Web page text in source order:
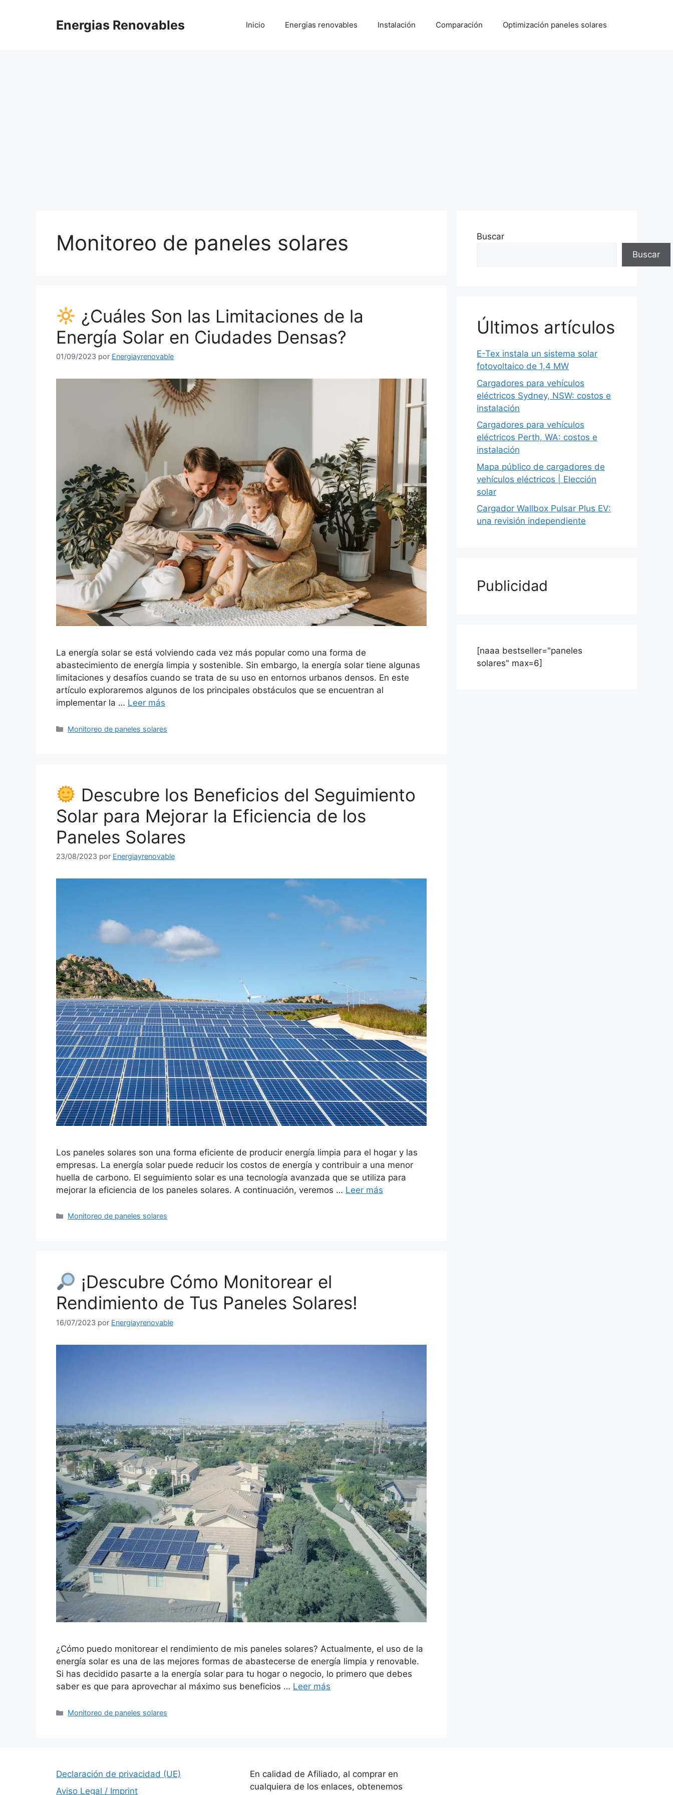
Energias Renovables Inicio Energias renovables Instalación Comparación Optimización paneles solares
Monitoreo de paneles solares
¿Cuáles Son las Limitaciones de la
Energía Solar en Ciudades Densas?
01/09/2023 por Energiayrenovable
La energía solar se está volviendo cada vez más popular como una forma de
abastecimiento de energía limpia y sostenible. Sin embargo, la energía solar tiene algunas
limitaciones y desafíos cuando se trata de su uso en entornos urbanos densos. En este
artículo exploraremos algunos de los principales obstáculos que se encuentran al
implementar la … Leer más
Categorías
Monitoreo de paneles solares
Descubre los Beneficios del Seguimiento
Solar para Mejorar la Eficiencia de los
Paneles Solares
23/08/2023 por Energiayrenovable
Los paneles solares son una forma eficiente de producir energía limpia para el hogar y las
empresas. La energía solar puede reducir los costos de energía y contribuir a una menor
huella de carbono. El seguimiento solar es una tecnología avanzada que se utiliza para
mejorar la eficiencia de los paneles solares. A continuación, veremos … Leer más
Categorías
Monitoreo de paneles solares
¡Descubre Cómo Monitorear el
Rendimiento de Tus Paneles Solares!
16/07/2023 por Energiayrenovable
¿Cómo puedo monitorear el rendimiento de mis paneles solares? Actualmente, el uso de la
energía solar es una de las mejores formas de abastecerse de energía limpia y renovable.
Si has decidido pasarte a la energía solar para tu hogar o negocio, lo primero que debes
saber es que para aprovechar al máximo sus beneficios … Leer más
Categorías
Monitoreo de paneles solares
Buscar
Buscar
Últimos artículos
E-Tex instala un sistema solar
fotovoltaico de 1,4 MW
Cargadores para vehículos
eléctricos Sydney, NSW: costos e
instalación
Cargadores para vehículos
eléctricos Perth, WA: costos e
instalación
Mapa público de cargadores de
vehículos eléctricos | Elección
solar
Cargador Wallbox Pulsar Plus EV:
una revisión independiente
Publicidad
[naaa bestseller="paneles
solares" max=6]
Declaración de privacidad (UE)
Aviso Legal / Imprint
En calidad de Afiliado, al comprar en
cualquiera de los enlaces, obtenemos